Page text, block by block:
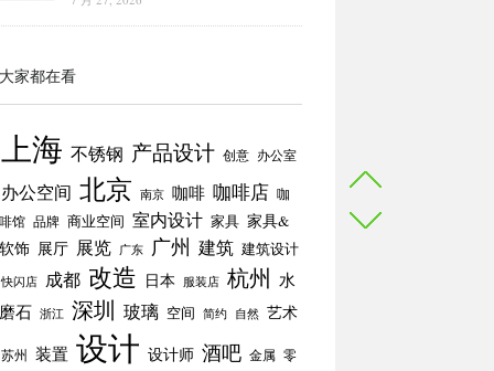
家都在看
上海 不锈钢 产品设计 创意 办公室
办公空间 北京 南京 咖啡 咖啡店 咖
馆 品牌 商业空间 室内设计 家具 家具&
饰 展厅 展览 广东 广州 建筑 建筑设计
快闪店 成都 改造 日本 服装店 杭州 水
石 浙江 深圳 玻璃 空间 简约 自然 艺术
苏州 装置 设计 设计师 酒吧 金属 零